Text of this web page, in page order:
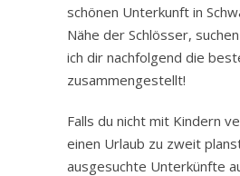
schönen Unterkunft in
Nähe der Schlösser,
ich dir nachfolgend die
zusammengestellt!
Falls du nicht mit Kindern
einen Urlaub zu zweit
ausgesuchte Unterkünfte